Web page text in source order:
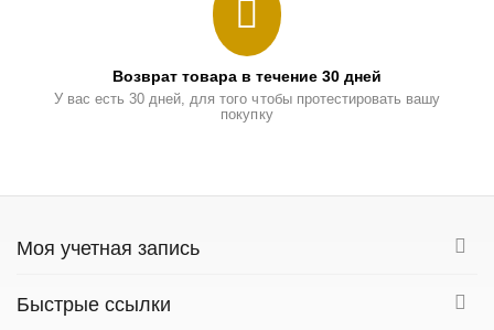
Возврат товара в течение 30 дней
У вас есть 30 дней, для того чтобы протестировать вашу
покупку
Моя учетная запись
Быстрые ссылки